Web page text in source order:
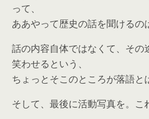
って、
ああやって歴史の話を聞けるの
話の内容自体ではなくて、その
笑わせるという、
ちょっとそこのところが落語と
そして、最後に活動写真を。こ